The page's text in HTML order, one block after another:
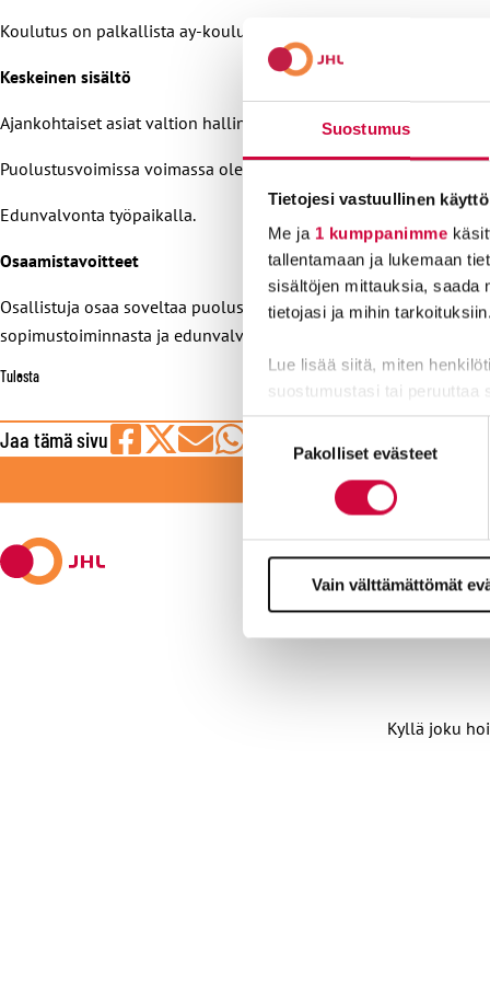
Suostumus
Tietojesi vastuullinen käyttö
Me ja 1 kumppanimme
tallentamaan ja lukemaan
sisältöjen mittauksia, saada
tietojasi ja mihin tarkoituksiin.
Lue lisää siitä, miten
suostumustasi tai peruuttaa
Evästeistä osa on
Suostumuksen
valinta
Pakolliset evästeet
Vain välttämättömät
Koulutus on palkallista ay-koulutusta valtion
Keskeinen sisältö
Ajankohtaiset asiat valtion hallinnossa ja puolustusministeriön
Puolustusvoimissa voimassa olevat sopimukset ja lait:
Edunvalvonta työpaikalla.
Osaamistavoitteet
Osallistuja osaa soveltaa puolustusvoimien tarkentavia virka- ja
sopimustoiminnasta ja edunvalvonnasta. Osallistuja saa
Tulosta
Jaa tämä sivu
Telegramilla
Kyllä joku